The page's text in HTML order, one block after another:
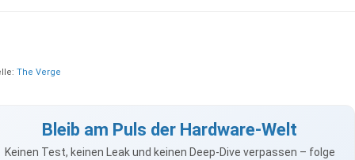
The Verge
Bleib am Puls der Hardware-Welt
Keinen Test, keinen Leak und keinen Deep-Dive verpassen – folge